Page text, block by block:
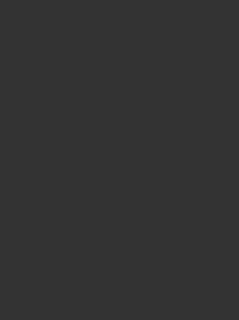
FAUX FILTER COLOR